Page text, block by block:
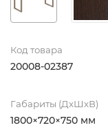
Код товара
20008-02387
Габариты (ДхШхВ)
1800×720×750 мм